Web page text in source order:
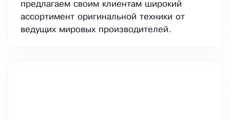
предлагаем своим клиентам широкий
ассортимент оригинальной техники от
ведущих мировых производителей.